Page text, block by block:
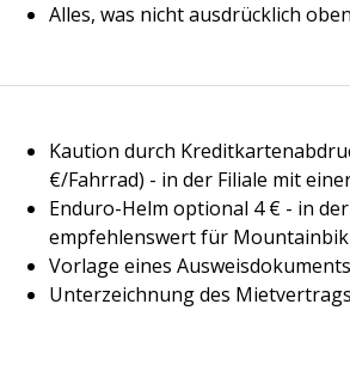
Alles, was nicht ausdrücklich
Kaution durch
€/Fahrrad) - in der Filiale mit
Enduro-Helm optional 4 € - in
empfehlenswert für
Vorlage eines
Unterzeichnung des